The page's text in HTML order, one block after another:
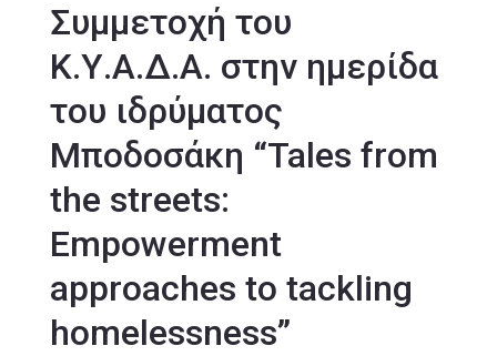
Συμμετοχή του
Κ.Υ.Α.Δ.Α. στην ημερίδα
του ιδρύματος
Μποδοσάκη “Tales from
the streets:
Empowerment
approaches to tackling
homelessness”